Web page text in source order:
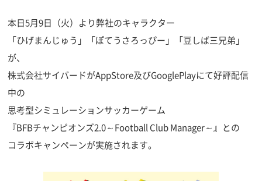
本日5月9日（火）より弊社のキャラクター
「ひげまんじゅう」「ぽてうさろっぴー」「豆しば三兄弟」
が、
株式会社サイバードがAppStore及びGooglePlayにて好評配信
中の
思考型シミュレーションサッカーゲーム
『BFBチャンピオンズ2.0～Football Club Manager～』との
コラボキャンペーンが実施されます。